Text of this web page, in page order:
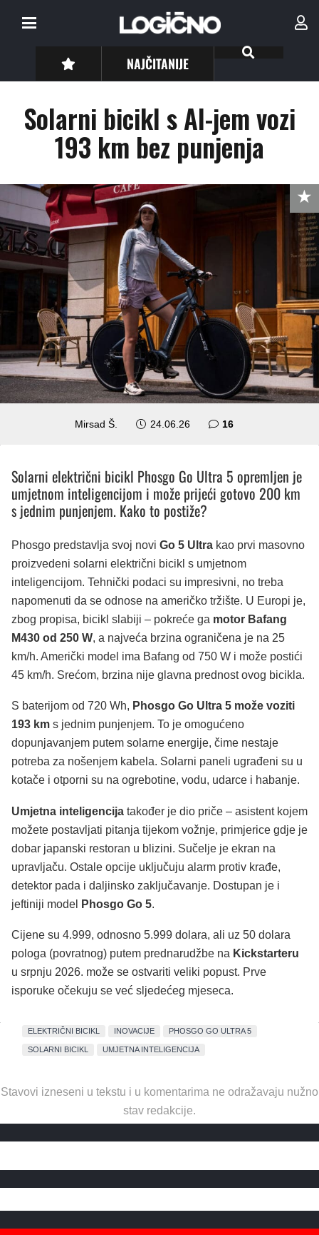
NAJČITANIJE
Solarni bicikl s AI-jem vozi
193 km bez punjenja
Mirsad Š. 24.06.26 16komentara
Solarni električni bicikl Phosgo Go Ultra 5 opremljen je
umjetnom inteligencijom i može prijeći gotovo 200 km
s jednim punjenjem. Kako to postiže?
Phosgo predstavlja svoj novi Go 5 Ultra kao prvi masovno
proizvedeni solarni električni bicikl s umjetnom
inteligencijom. Tehnički podaci su impresivni, no treba
napomenuti da se odnose na američko tržište. U Europi je,
zbog propisa, bicikl slabiji – pokreće ga motor Bafang
M430 od 250 W, a najveća brzina ograničena je na 25
km/h. Američki model ima Bafang od 750 W i može postići
45 km/h. Srećom, brzina nije glavna prednost ovog bicikla.
S baterijom od 720 Wh, Phosgo Go Ultra 5 može voziti
193 km s jednim punjenjem. To je omogućeno
dopunjavanjem putem solarne energije, čime nestaje
potreba za nošenjem kabela. Solarni paneli ugrađeni su u
kotače i otporni su na ogrebotine, vodu, udarce i habanje.
Umjetna inteligencija također je dio priče – asistent kojem
možete postavljati pitanja tijekom vožnje, primjerice gdje je
dobar japanski restoran u blizini. Sučelje je ekran na
upravljaču. Ostale opcije uključuju alarm protiv krađe,
detektor pada i daljinsko zaključavanje. Dostupan je i
jeftiniji model
Phosgo Go 5.
Cijene su 4.999, odnosno 5.999 dolara, ali uz 50 dolara
pologa (povratnog) putem prednarudžbe na Kickstarteru
u srpnju 2026. može se ostvariti veliki popust. Prve
isporuke očekuju se već sljedećeg mjeseca.
ELEKTRIČNI BICIKL INOVACIJE PHOSGO GO ULTRA 5
SOLARNI BICIKL UMJETNA INTELIGENCIJA
Stavovi izneseni u tekstu i u komentarima ne odražavaju nužno
stav redakcije.